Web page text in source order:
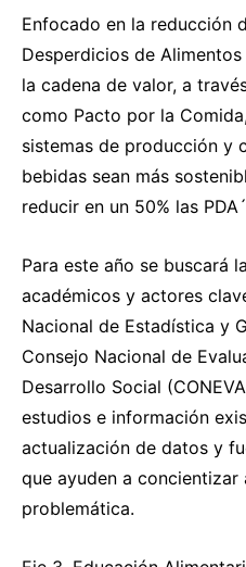
Enfocado en la reducción
Desperdicios de Alimentos
la cadena de valor, a
como Pacto por la
sistemas de producción y
bebidas sean más
reducir en un 50% las
Para este año se buscará
académicos y actores
Nacional de Estadística y
Consejo Nacional de
Desarrollo Social
estudios e información
actualización de datos y
que ayuden a
problemática.